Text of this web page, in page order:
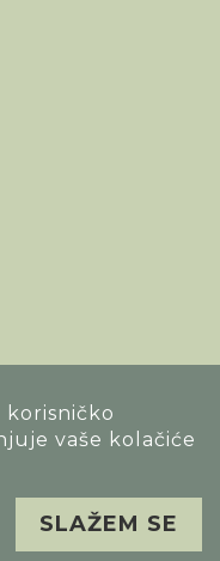
korisničko
vaše kolačiće
SLAŽEM SE
optika ©